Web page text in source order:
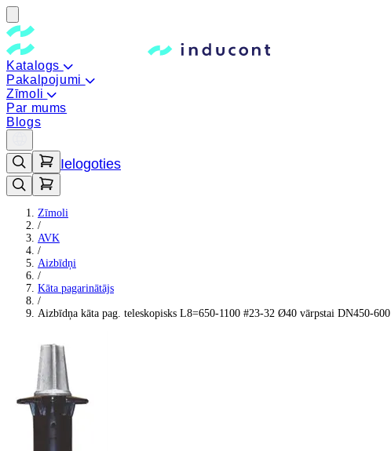
Katalogs
Pakalpojumi
Zīmoli
Par mums
Blogs
Ielogoties
Zīmoli
/
AVK
/
Aizbīdņi
/
Kāta pagarinātājs
/
Aizbīdņa kāta pag. teleskopisks L8=650-1100 #23-32 Ø40 vārpstai DN450-600